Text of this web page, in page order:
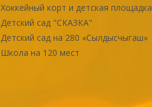
Хоккейный корт и детская площадка
Детский сад "СКАЗКА"
Детский сад на 280 «Сылдысчыгаш»
Школа на 120 мест